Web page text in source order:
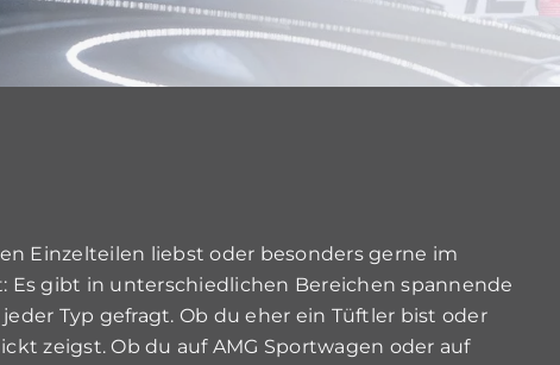
Einzelteilen liebst oder besonders gerne im
Es gibt in unterschiedlichen Bereichen spannende
Typ gefragt. Ob du eher ein Tüftler bist oder
zeigst. Ob du auf AMG Sportwagen oder auf